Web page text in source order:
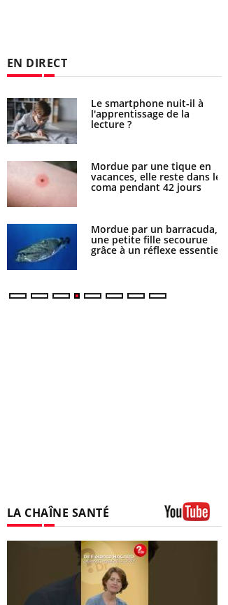
EN DIRECT
Le smartphone nuit-il à
l'apprentissage de la
lecture ?
Mordue par une tique en
vacances, elle reste dans le
coma pendant 42 jours
Mordue par un barracuda,
une petite fille secourue
grâce à un réflexe essentiel
LA CHAÎNE SANTÉ